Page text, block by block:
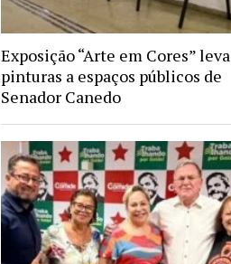
Exposição “Arte em Cores” leva
pinturas a espaços públicos de
Senador Canedo